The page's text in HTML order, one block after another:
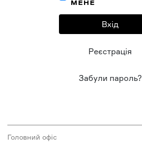
МЕНЕ
Вхід
Реєстрація
Забули пароль?
Головний офіс